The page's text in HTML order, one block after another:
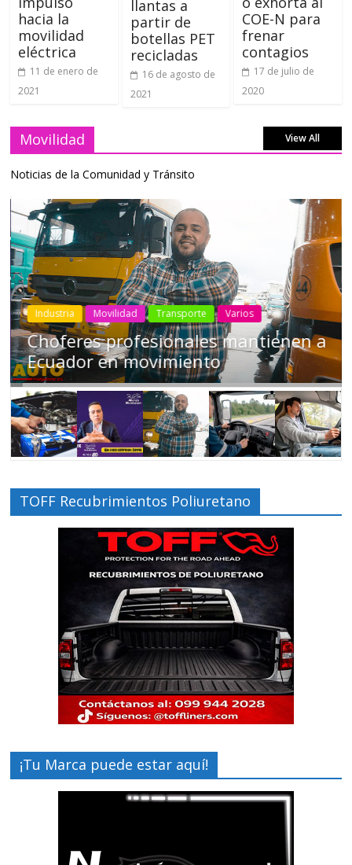
hacia la
movilidad
eléctrica
11 de enero de
2021
llantas a
partir de
botellas PET
recicladas
16 de agosto de
2021
COE-N para
frenar
contagios
17 de julio de
2020
Movilidad View All
Noticias de la Comunidad y Tránsito
Industria Movilidad Transporte Varios
Choferes profesionales mantienen a
Ecuador en movimiento
TOFF Recubrimientos Poliuretano
¡Tu Marca puede estar aquí!